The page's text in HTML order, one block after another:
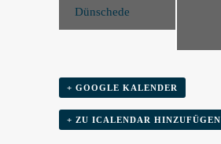
Dünschede
+ GOOGLE KALENDER
+ ZU ICALENDAR HINZUFÜGEN